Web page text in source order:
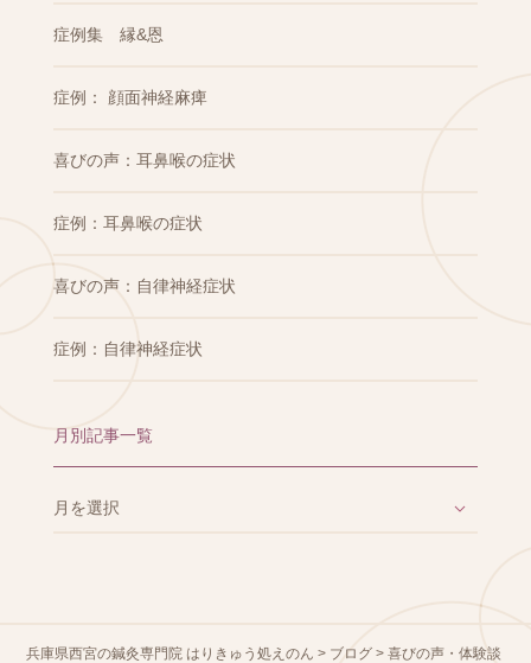
症例集 縁&恩
症例： 顔面神経麻痺
喜びの声：耳鼻喉の症状
症例：耳鼻喉の症状
喜びの声：自律神経症状
症例：自律神経症状
月別記事一覧
兵庫県西宮の鍼灸専門院 はりきゅう処えのん > ブログ >喜びの声・体験談